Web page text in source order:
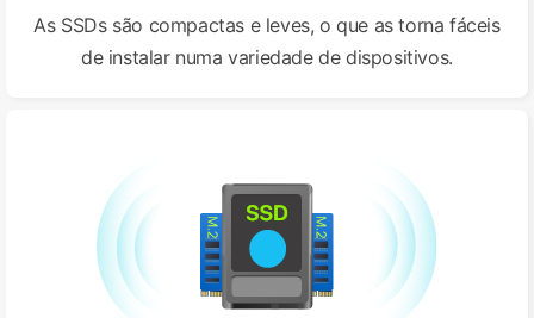
As SSDs são compactas e leves, o que as torna fáceis
de instalar numa variedade de dispositivos.